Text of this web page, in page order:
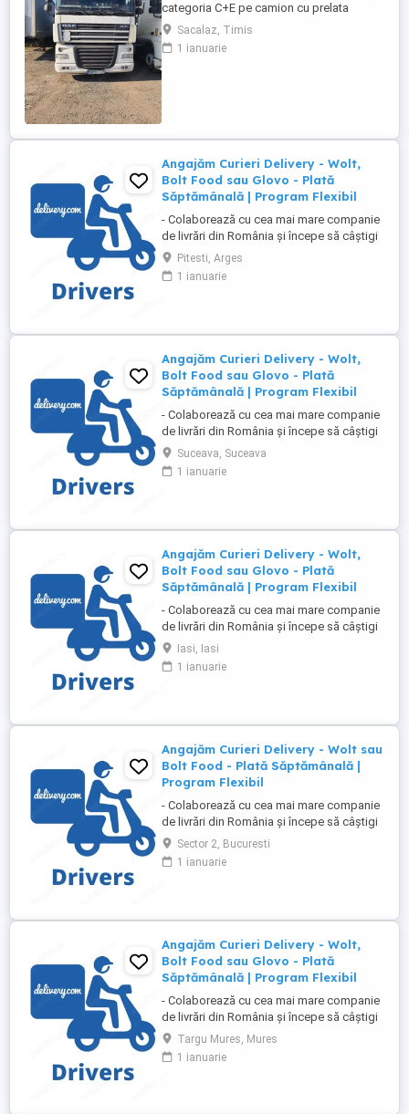
categoria C+E pe camion cu prelata
pentru curse tur-retur. Angajam si sofer
pentru curse interne local, categoria B+C.
Mai multe detalii la Telefon:
Sacalaz, Timis
1 ianuarie
Angajăm Curieri Delivery - Wolt,
Bolt Food sau Glovo - Plată
Săptămânală | Program Flexibil
- Colaborează cu cea mai mare companie
de livrări din România și începe să câștigi
rapid! - Cerințe: Minim 18 ani Mijloc de
transport propriu (mașină, scuter,
motocicletă sau bicicletă) Telefon mobil
atractive ...
Pitesti, Arges
1 ianuarie
Angajăm Curieri Delivery - Wolt,
Bolt Food sau Glovo - Plată
Săptămânală | Program Flexibil
- Colaborează cu cea mai mare companie
de livrări din România și începe să câștigi
rapid! - Cerințe: Minim 18 ani Mijloc de
transport propriu (mașină, scuter,
motocicletă sau bicicletă) Telefon mobil
atractive ...
Suceava, Suceava
1 ianuarie
Angajăm Curieri Delivery - Wolt,
Bolt Food sau Glovo - Plată
Săptămânală | Program Flexibil
- Colaborează cu cea mai mare companie
de livrări din România și începe să câștigi
rapid! - Cerințe: Minim 18 ani Mijloc de
transport propriu (mașină, scuter,
motocicletă sau bicicletă) Telefon mobil
atractive ...
Iasi, Iasi
1 ianuarie
Angajăm Curieri Delivery - Wolt sau
Bolt Food - Plată Săptămânală |
Program Flexibil
- Colaborează cu cea mai mare companie
de livrări din România și începe să câștigi
rapid! - Cerințe: Minim 18 ani Mijloc de
transport propriu (mașină, scuter,
motocicletă sau bicicletă) Telefon mobil
atractive ...
Sector 2, Bucuresti
1 ianuarie
Angajăm Curieri Delivery - Wolt,
Bolt Food sau Glovo - Plată
Săptămânală | Program Flexibil
- Colaborează cu cea mai mare companie
de livrări din România și începe să câștigi
rapid! - Cerințe: Minim 18 ani Mijloc de
transport propriu (mașină, scuter,
motocicletă sau bicicletă) Telefon mobil
Targu Mures, Mures
1 ianuarie